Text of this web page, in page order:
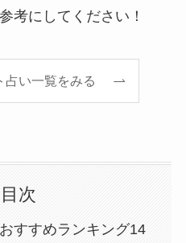
考にしてください！
占い一覧をみる
目次
すすめランキング14